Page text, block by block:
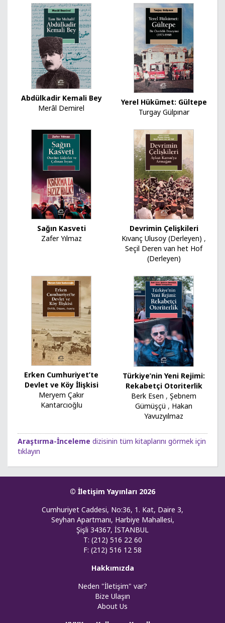
Abdülkadir Kemali Bey
Merâl Demirel
Yerel Hükümet: Gültepe
Turgay Gülpınar
Sağın Kasveti
Zafer Yılmaz
Devrimin Çelişkileri
Kıvanç Ulusoy (Derleyen) ,
Seçil Deren van het Hof
(Derleyen)
Erken Cumhuriyet’te
Devlet ve Köy İlişkisi
Meryem Çakır
Kantarcıoğlu
Türkiye’nin Yeni Rejimi:
Rekabetçi Otoriterlik
Berk Esen , Şebnem
Gümüşçü , Hakan
Yavuzyılmaz
Araştırma-İnceleme dizisinin tüm kitaplarını görmek için
tıklayın
© İletişim Yayınları 2026
Cumhuriyet Caddesi, No:36, 1. Kat, Daire 3,
Seyhan Apartmanı, Harbiye Mahallesi,
Şişli 34367, İSTANBUL
T: (212) 516 22 60
F: (212) 516 12 58
Hakkımızda
Neden "İletişim" var?
Bize Ulaşın
About Us